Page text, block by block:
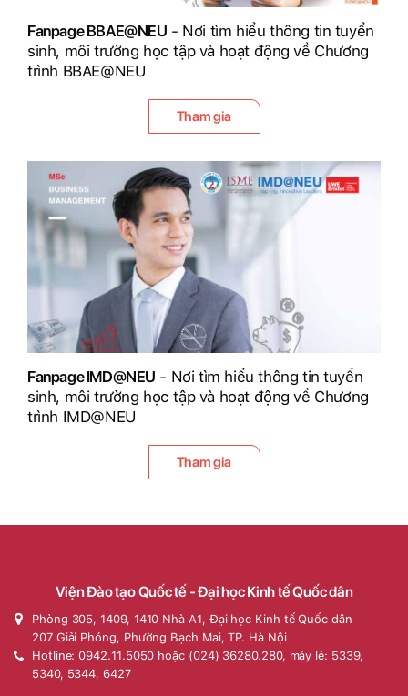
Fanpage BBAE@NEU - Nơi tìm hiểu thông tin tuyển
sinh, môi trường học tập và hoạt động về Chương
trình BBAE@NEU
Tham gia
Fanpage IMD@NEU - Nơi tìm hiểu thông tin tuyển
sinh, môi trường học tập và hoạt động về Chương
trình IMD@NEU
Tham gia
Viện Đào tạo Quốc tế - Đại học Kinh tế Quốc dân
Phòng 305, 1409, 1410 Nhà A1, Đại học Kinh tế Quốc dân